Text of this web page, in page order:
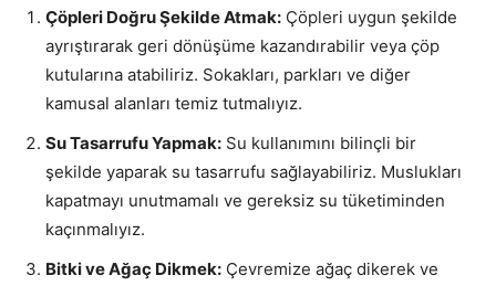
Çöpleri Doğru Şekilde Atmak: Çöpleri uygun şekilde
ayrıştırarak geri dönüşüme kazandırabilir veya çöp
kutularına atabiliriz. Sokakları, parkları ve diğer
kamusal alanları temiz tutmalıyız.
Su Tasarrufu Yapmak: Su kullanımını bilinçli bir
şekilde yaparak su tasarrufu sağlayabiliriz. Muslukları
kapatmayı unutmamalı ve gereksiz su tüketiminden
kaçınmalıyız.
Bitki ve Ağaç Dikmek: Çevremize ağaç dikerek ve